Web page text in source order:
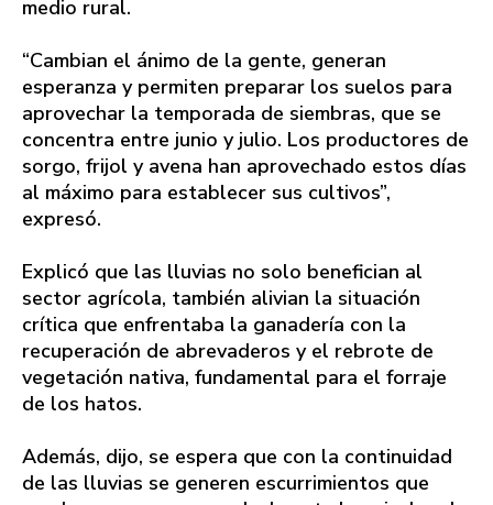
medio rural.
“Cambian el ánimo de la gente, generan
esperanza y permiten preparar los suelos para
aprovechar la temporada de siembras, que se
concentra entre junio y julio. Los productores de
sorgo, frijol y avena han aprovechado estos días
al máximo para establecer sus cultivos”,
expresó.
Explicó que las lluvias no solo benefician al
sector agrícola, también alivian la situación
crítica que enfrentaba la ganadería con la
recuperación de abrevaderos y el rebrote de
vegetación nativa, fundamental para el forraje
de los hatos.
Además, dijo, se espera que con la continuidad
de las lluvias se generen escurrimientos que